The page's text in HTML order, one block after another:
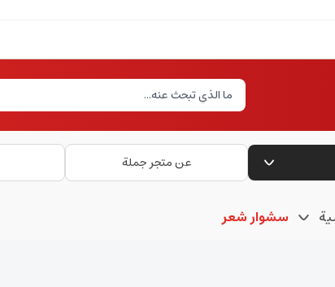
عن متجر جملة
سشوار شعر